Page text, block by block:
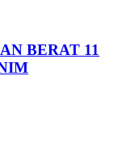
BERAT 11